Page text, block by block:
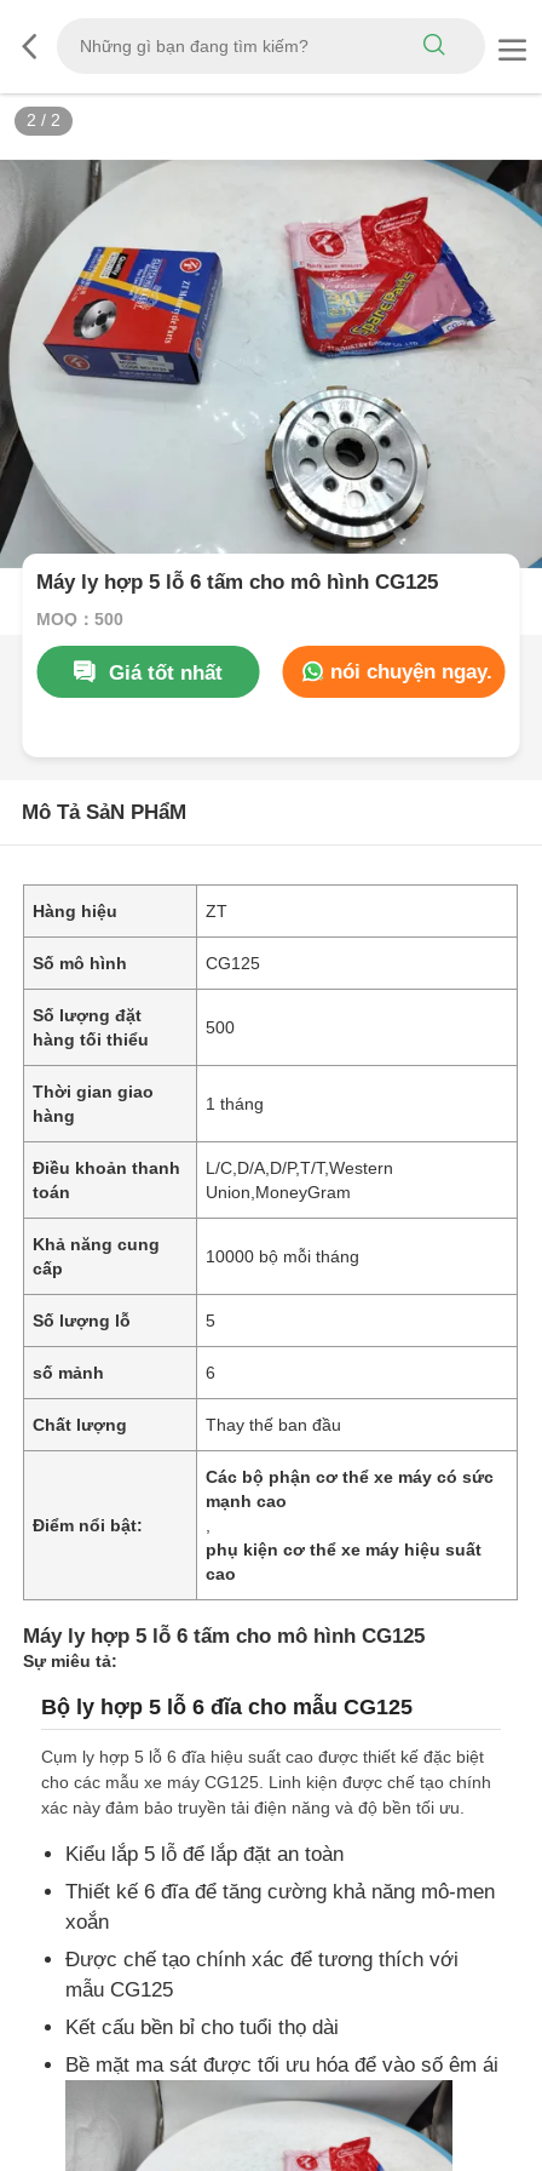
2 / 2
Máy ly hợp 5 lỗ 6 tấm cho mô hình CG125
MOQ：500
Giá tốt nhất nói chuyện ngay.
Mô Tả SảN PHẩM
Hàng hiệu ZT
Số mô hình CG125
Số lượng đặt
hàng tối thiểu
500
Thời gian giao
hàng
1 tháng
Điều khoản thanh
toán
L/C,D/A,D/P,T/T,Western
Union,MoneyGram
Khả năng cung
cấp
10000 bộ mỗi tháng
Số lượng lỗ 5
số mảnh 6
Chất lượng Thay thế ban đầu
Điểm nổi bật:
Các bộ phận cơ thể xe máy có sức
mạnh cao
phụ kiện cơ thể xe máy hiệu suất
cao
Máy ly hợp 5 lỗ 6 tấm cho mô hình CG125
Sự miêu tả:
Bộ ly hợp 5 lỗ 6 đĩa cho mẫu CG125
Cụm ly hợp 5 lỗ 6 đĩa hiệu suất cao được thiết kế đặc biệt
cho các mẫu xe máy CG125. Linh kiện được chế tạo chính
xác này đảm bảo truyền tải điện năng và độ bền tối ưu.
Kiểu lắp 5 lỗ để lắp đặt an toàn
Thiết kế 6 đĩa để tăng cường khả năng mô-men
xoắn
Được chế tạo chính xác để tương thích với
mẫu CG125
Kết cấu bền bỉ cho tuổi thọ dài
Bề mặt ma sát được tối ưu hóa để vào số êm ái